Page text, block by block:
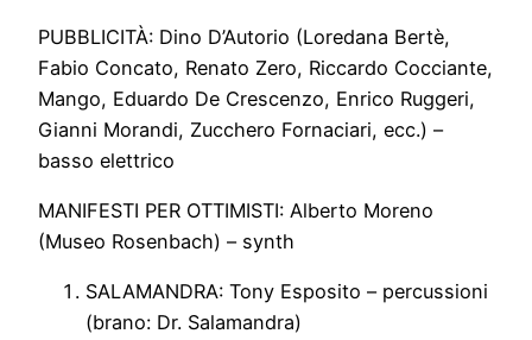
PUBBLICITÀ: Dino D’Autorio (Loredana Bertè,
Fabio Concato, Renato Zero, Riccardo Cocciante,
Mango, Eduardo De Crescenzo, Enrico Ruggeri,
Gianni Morandi, Zucchero Fornaciari, ecc.) –
basso elettrico
MANIFESTI PER OTTIMISTI: Alberto Moreno
(Museo Rosenbach) – synth
SALAMANDRA: Tony Esposito – percussioni
(brano: Dr. Salamandra)